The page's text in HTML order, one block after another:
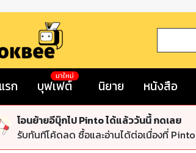
รก บุฟเฟต์
มาใหม่
นิยาย หนังสือ
โอนย้ายอีบุ๊กไป Pinto ได้แล้ววันนี้ กดเลย
รับทันทีโค้ดลด ซื้อและอ่านได้ต่อเนื่องที่ Pinto